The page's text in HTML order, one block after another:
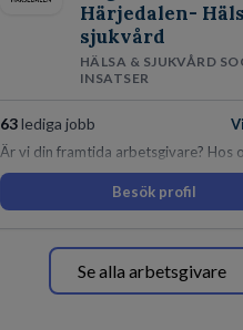
Härjedalen-
sjukvård
HÄLSA & SJUKVÅRD
INSATSER
63lediga jobb
Är vi din framtida arbetsgivare? Hos
engagemang, vilja och hjärta. Här
du alltid till utveckling! Vårt
oförskämt bra. Erfarna och
snabb takt. Här hittar du en av
spännande arbetsplatser!
Besök profil
Se alla arbetsgivare